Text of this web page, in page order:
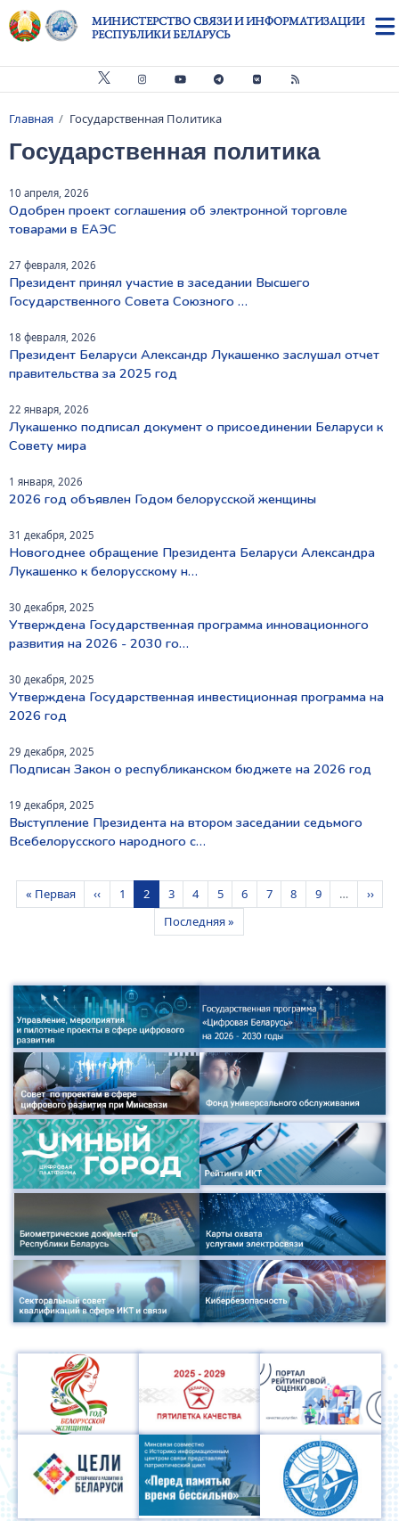
Перейти к основному содержанию
МИНИСТЕРСТВО СВЯЗИ И ИНФОРМАТИЗАЦИИ
РЕСПУБЛИКИ БЕЛАРУСЬ
Строка навигации
Главная Государственная Политика
Государственная политика
10 апреля, 2026
Одобрен проект соглашения об электронной торговле
товарами в ЕАЭС
27 февраля, 2026
Президент принял участие в заседании Высшего
Государственного Совета Союзного …
18 февраля, 2026
Президент Беларуси Александр Лукашенко заслушал отчет
правительства за 2025 год
22 января, 2026
Лукашенко подписал документ о присоединении Беларуси к
Совету мира
1 января, 2026
2026 год объявлен Годом белорусской женщины
31 декабря, 2025
Новогоднее обращение Президента Беларуси Александра
Лукашенко к белорусскому н…
30 декабря, 2025
Утверждена Государственная программа инновационного
развития на 2026 - 2030 го…
30 декабря, 2025
Утверждена Государственная инвестиционная программа на
2026 год
29 декабря, 2025
Подписан Закон о республиканском бюджете на 2026 год
19 декабря, 2025
Выступление Президента на втором заседании седьмого
Всебелорусского народного с…
Нумерация страниц
Первая страница
« Первая Предыдущая страница
‹‹ Страница
1 Текущая страница
2 Страница
3 Страница
4 Страница
5 Страница
6 Страница
7 Страница
8 Страница
9 …
››
Последняя страница
Последняя »